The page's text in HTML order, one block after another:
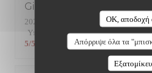
OK, αποδοχή
Απόρριψε όλα τα
Gilles
2026-07-24
- 19:45 - καλεσμένοι 2
Υπηρεσία
5/5 Ατμόσφαιρα: 5/5
5/5